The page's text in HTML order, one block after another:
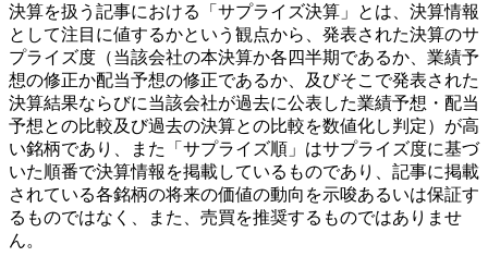
決算を扱う記事における「サプライズ決算」とは、決算情報
として注目に値するかという観点から、発表された決算のサ
プライズ度（当該会社の本決算か各四半期であるか、業績予
想の修正か配当予想の修正であるか、及びそこで発表された
決算結果ならびに当該会社が過去に公表した業績予想・配当
予想との比較及び過去の決算との比較を数値化し判定）が高
い銘柄であり、また「サプライズ順」はサプライズ度に基づ
いた順番で決算情報を掲載しているものであり、記事に掲載
されている各銘柄の将来の価値の動向を示唆あるいは保証す
るものではなく、また、売買を推奨するものではありませ
ん。